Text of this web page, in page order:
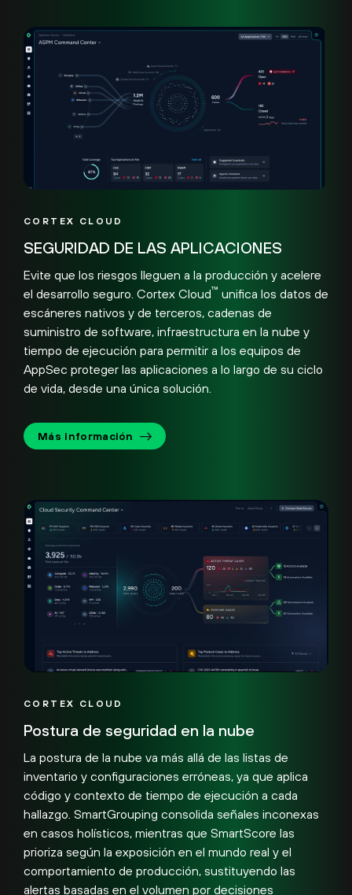
CORTEX CLOUD
SEGURIDAD DE LAS APLICACIONES
Evite que los riesgos lleguen a la producción y acelere
el desarrollo seguro. Cortex Cloud™ unifica los datos de
escáneres nativos y de terceros, cadenas de
suministro de software, infraestructura en la nube y
tiempo de ejecución para permitir a los equipos de
AppSec proteger las aplicaciones a lo largo de su ciclo
de vida, desde una única solución.
Más información
CORTEX CLOUD
Postura de seguridad en la nube
La postura de la nube va más allá de las listas de
inventario y configuraciones erróneas, ya que aplica
código y contexto de tiempo de ejecución a cada
hallazgo. SmartGrouping consolida señales inconexas
en casos holísticos, mientras que SmartScore las
prioriza según la exposición en el mundo real y el
comportamiento de producción, sustituyendo las
alertas basadas en el volumen por decisiones